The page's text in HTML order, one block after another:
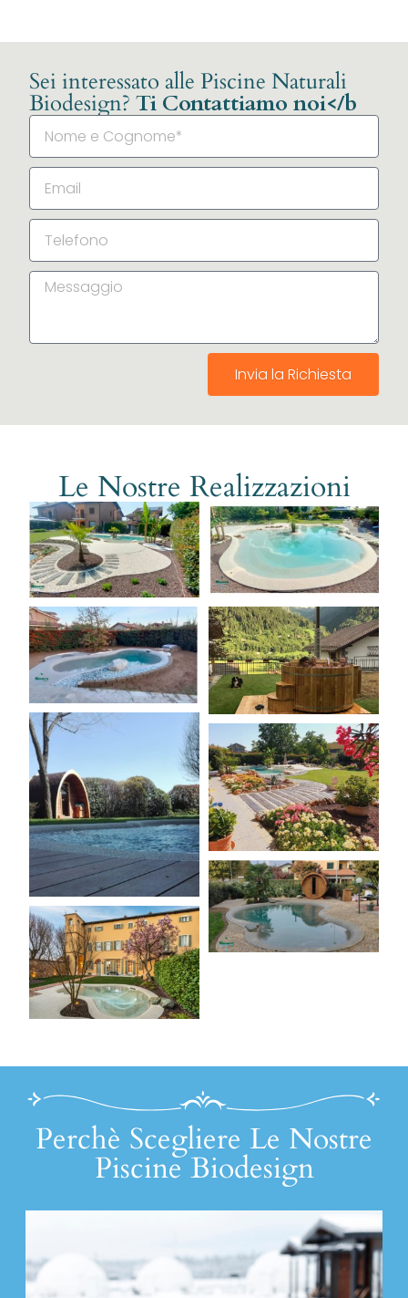
Sei interessato alle Piscine Naturali
Biodesign? Ti Contattiamo noi</b
Invia la Richiesta
Le Nostre Realizzazioni
Perchè Scegliere Le Nostre
Piscine Biodesign